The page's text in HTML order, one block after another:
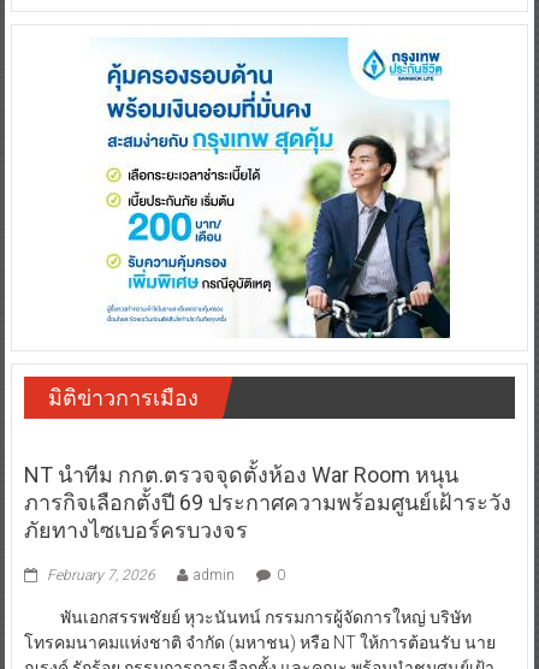
มิติข่าวการเมือง
NT นำทีม กกต.ตรวจจุดตั้งห้อง War Room หนุน
ภารกิจเลือกตั้งปี 69 ประกาศความพร้อมศูนย์เฝ้าระวัง
ภัยทางไซเบอร์ครบวงจร
February 7, 2026 admin 0
พันเอกสรรพชัยย์ หุวะนันทน์ กรรมการผู้จัดการใหญ่ บริษัท
โทรคมนาคมแห่งชาติ จำกัด (มหาชน) หรือ NT ให้การต้อนรับ นาย